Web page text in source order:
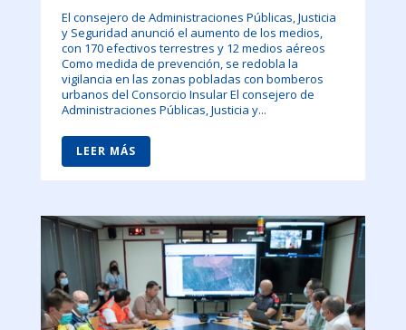
El consejero de Administraciones Públicas, Justicia
y Seguridad anunció el aumento de los medios,
con 170 efectivos terrestres y 12 medios aéreos
Como medida de prevención, se redobla la
vigilancia en las zonas pobladas con bomberos
urbanos del Consorcio Insular El consejero de
Administraciones Públicas, Justicia y...
LEER MÁS